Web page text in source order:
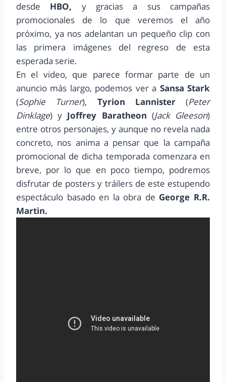
desde HBO, y gracias a sus campañas
promocionales de lo que veremos el año
próximo, ya nos adelantan un pequeño clip con
las primera imágenes del regreso de esta
esperada serie.
En el video, que parece formar parte de un
anuncio más largo, podemos ver a Sansa Stark
(Sophie Turner), Tyrion Lannister(Peter
Dinklage) y Joffrey Baratheon (Jack Gleeson)
entre otros personajes, y aunque no revela nada
concreto, nos anima a pensar que la campaña
promocional de dicha temporada comenzara en
breve, por lo que en poco tiempo, podremos
disfrutar de posters y tráilers de este estupendo
espectáculo basado en la obra de George R.R.
Martin.